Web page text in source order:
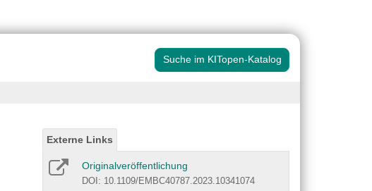
Suche im KITopen-Katalog
Externe Links
Originalveröffentlichung
DOI: 10.1109/EMBC40787.2023.10341074